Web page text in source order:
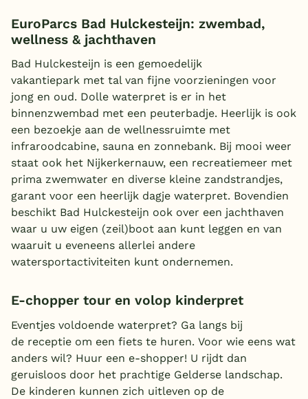
EuroParcs Bad Hulckesteijn: zwembad,
wellness & jachthaven
Bad Hulckesteijn is een gemoedelijk
vakantiepark met tal van fijne voorzieningen voor
jong en oud. Dolle waterpret is er in het
binnenzwembad met een peuterbadje. Heerlijk is ook
een bezoekje aan de wellnessruimte met
infraroodcabine, sauna en zonnebank. Bij mooi weer
staat ook het Nijkerkernauw, een recreatiemeer met
prima zwemwater en diverse kleine zandstrandjes,
garant voor een heerlijk dagje waterpret. Bovendien
beschikt Bad Hulckesteijn ook over een jachthaven
waar u uw eigen (zeil)boot aan kunt leggen en van
waaruit u eveneens allerlei andere
watersportactiviteiten kunt ondernemen.
E-chopper tour en volop kinderpret
Eventjes voldoende waterpret? Ga langs bij
de receptie om een fiets te huren. Voor wie eens wat
anders wil? Huur een e-shopper! U rijdt dan
geruisloos door het prachtige Gelderse landschap.
De kinderen kunnen zich uitleven op de